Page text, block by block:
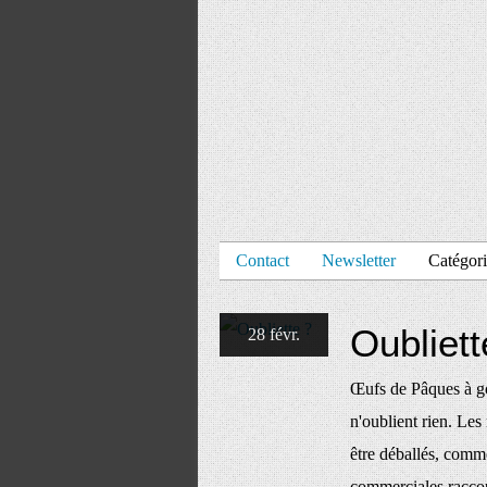
Contact Newsletter
28 févr.
Œufs de Pâques à
n'oublient rien. Les
être déballés,